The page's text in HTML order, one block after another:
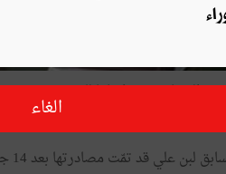
التصرّف برئاسة الحكومة مكلّف
قد تمّت مصادرتها بعد 14 جانفي 2011.
الغاء